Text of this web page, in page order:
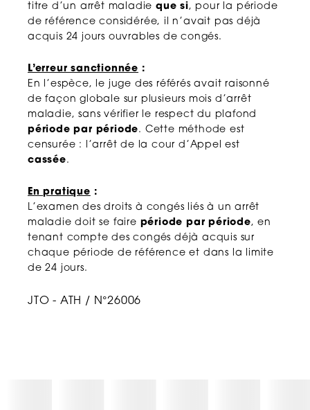
titre d’un arrêt maladieque si, pour la période
de référence considérée, il n’avait pas déjà
acquis 24 jours ouvrables de congés.
L’erreur sanctionnée :
En l’espèce, le juge des référés avait raisonné
de façon globale sur plusieurs mois d’arrêt
maladie, sans vérifier le respect du plafond
période par période. Cette méthode est
censurée : l’arrêt de la cour d’Appel est
cassée.
En pratique :
L’examen des droits à congés liés à un arrêt
maladie doit se faire période par période, en
tenant compte des congés déjà acquis sur
chaque période de référence et dans la limite
de 24 jours.
JTO - ATH / N°26006